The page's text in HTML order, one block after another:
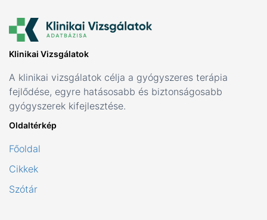
Klinikai Vizsgálatok
A klinikai vizsgálatok célja a gyógyszeres terápia
fejlődése, egyre hatásosabb és biztonságosabb
gyógyszerek kifejlesztése.
Oldaltérkép
Főoldal
Cikkek
Szótár